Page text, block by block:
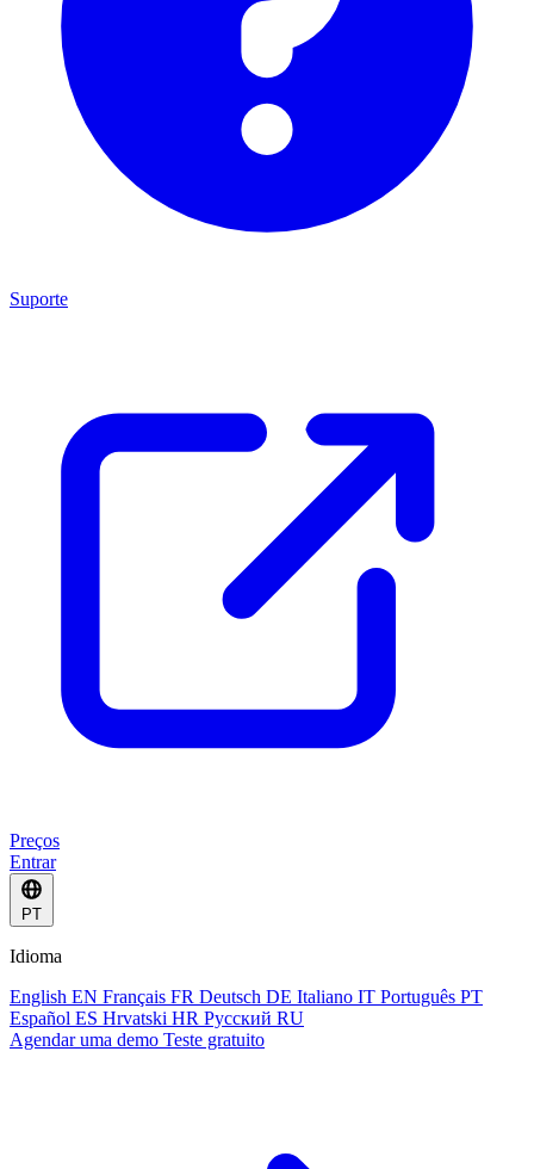
Suporte
Preços
Entrar
PT
Idioma
English EN Français FR Deutsch DE Italiano IT Português PT
Español ES Hrvatski HR Русский RU
Agendar uma demo Teste gratuito